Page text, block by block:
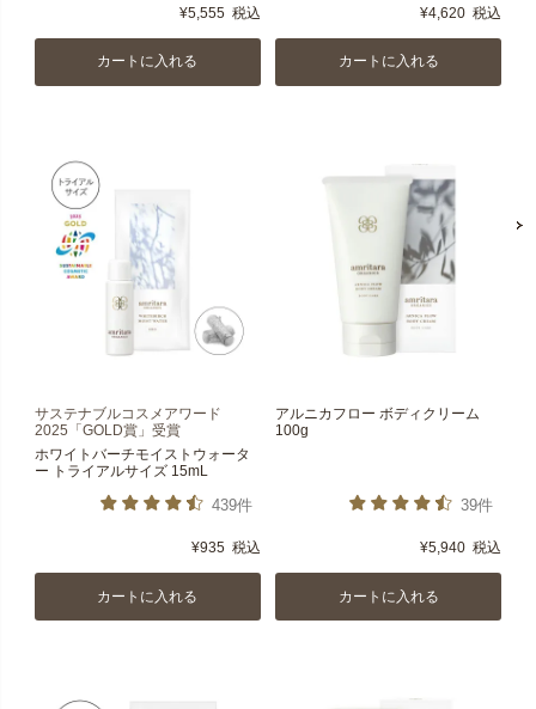
¥5,555 税込
カートに入れる
¥4,620 税込
カートに入れる
サステナブルコスメアワード
2025「GOLD賞」受賞
ホワイトバーチモイストウォータ
ー トライアルサイズ 15mL
439件
¥935 税込
カートに入れる
アルニカフロー ボディクリーム
100g
39件
¥5,940 税込
カートに入れる